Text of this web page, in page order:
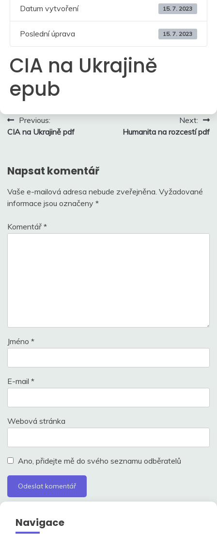
Datum vytvoření 15. 7. 2023
Poslední úprava 15. 7. 2023
CIA na Ukrajině
epub
Navigace
pro
Previous:
CIA na Ukrajině pdf
Next:
Humanita na rozcestí pdf
Napsat komentář
Vaše e-mailová adresa nebude zveřejněna. Vyžadované
informace jsou označeny *
Komentář *
Jméno *
E-mail *
Webová stránka
Ano, přidejte mě do svého seznamu odběratelů
Navigace